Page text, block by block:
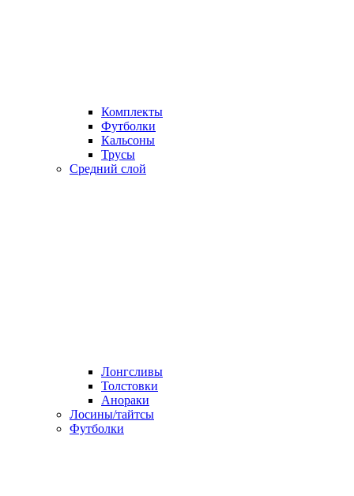
Комплекты
Футболки
Кальсоны
Трусы
Средний слой
Лонгсливы
Толстовки
Анораки
Лосины/тайтсы
Футболки